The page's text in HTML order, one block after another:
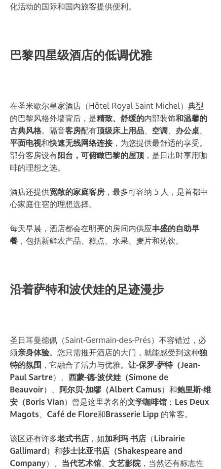
化活动的国际和国内旅客提供便利。
巴黎四星级酒店的低调优雅
在圣米歇尔皇家酒店（Hôtel Royal Saint Michel）典型
的巴黎风格外墙背后，是精致、舒缓的内部装饰和温馨的
古典风格。隔音客房配有顶级床上用品、 空调、 办公桌、
平面电视和快速无线网络连接，为您提供最舒适的享受。
部分客房设有阳台，可俯瞰巴黎的屋顶 ，是日出时享用咖
啡的理想之选。
酒店还提供宽敞的家庭客房 ，最多可容纳 5 人，是首都中
心家庭住宿的理想选择。
每天早晨，酒店都会在明亮的房间内供应丰盛的自助早
餐 ，包括新鲜农产品、糕点、水果、麦片和热饮。
沿着萨特和波伏娃的足迹漫步
圣日耳曼德佩（Saint-Germain-des-Prés）不容错过，必
须亲身体验。您只需推开酒店的大门，就能感受到这种独
特的氛围 ，它融合了活力与优雅。 让-保罗-萨特（Jean-
Paul Sartre）、 西蒙-德-波伏娃（Simone de
Beauvoir）、 阿尔贝-加缪（Albert Camus）和鲍里斯-维
安（Boris Vian）曾是这里著名的文学咖啡馆 ： Les Deux
Magots、 Café de Flore和Brasserie Lipp 的常客。
该区还有许多老式书店 ，如加利玛书店 （Librairie
Gallimard）和莎士比亚书店（Shakespeare and
Company）、 当代艺术馆、 文艺影院，当然还有标志性